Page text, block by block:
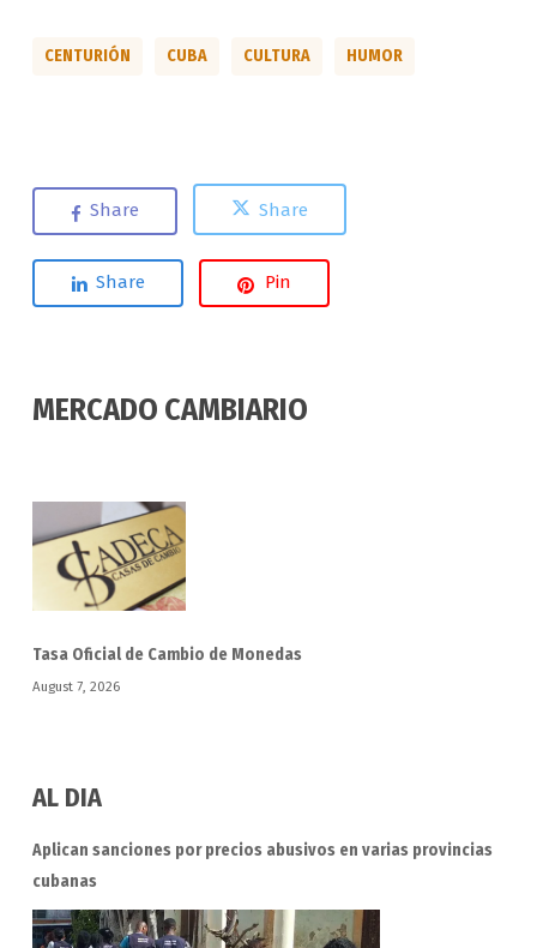
CENTURIÓN CUBA CULTURA HUMOR
Share Share
Share Pin
MERCADO CAMBIARIO
Tasa Oficial de Cambio de Monedas
August 7, 2026
AL DIA
Aplican sanciones por precios abusivos en varias provincias
cubanas